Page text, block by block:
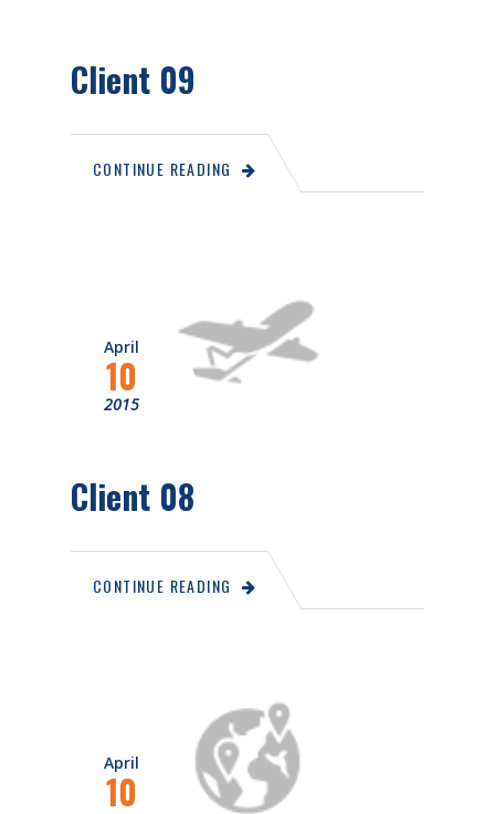
Client 09
CONTINUE READING
April
10
2015
Client 08
CONTINUE READING
April
10